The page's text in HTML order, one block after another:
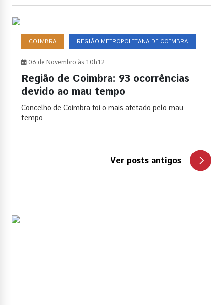
COIMBRA REGIÃO METROPOLITANA DE COIMBRA
06 de Novembro às 10h12
Região de Coimbra: 93 ocorrências
devido ao mau tempo
Concelho de Coimbra foi o mais afetado pelo mau
tempo
Ver posts antigos